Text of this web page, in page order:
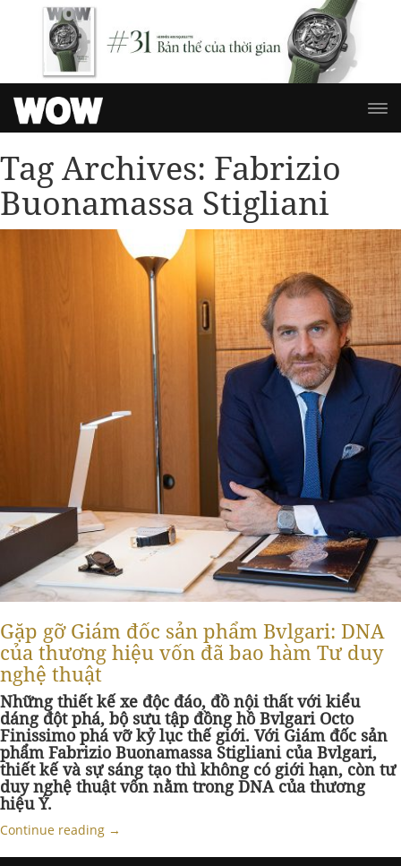
Tag Archives: Fabrizio
Buonamassa Stigliani
Gặp gỡ Giám đốc sản phẩm Bvlgari: DNA
của thương hiệu vốn đã bao hàm Tư duy
nghệ thuật
Những thiết kế xe độc đáo, đồ nội thất với kiểu
dáng đột phá, bộ sưu tập đồng hồ Bvlgari Octo
Finissimo phá vỡ kỷ lục thế giới. Với Giám đốc sản
phẩm Fabrizio Buonamassa Stigliani của Bvlgari,
thiết kế và sự sáng tạo thì không có giới hạn, còn tư
duy nghệ thuật vốn nằm trong DNA của thương
hiệu Ý.
Continue reading →